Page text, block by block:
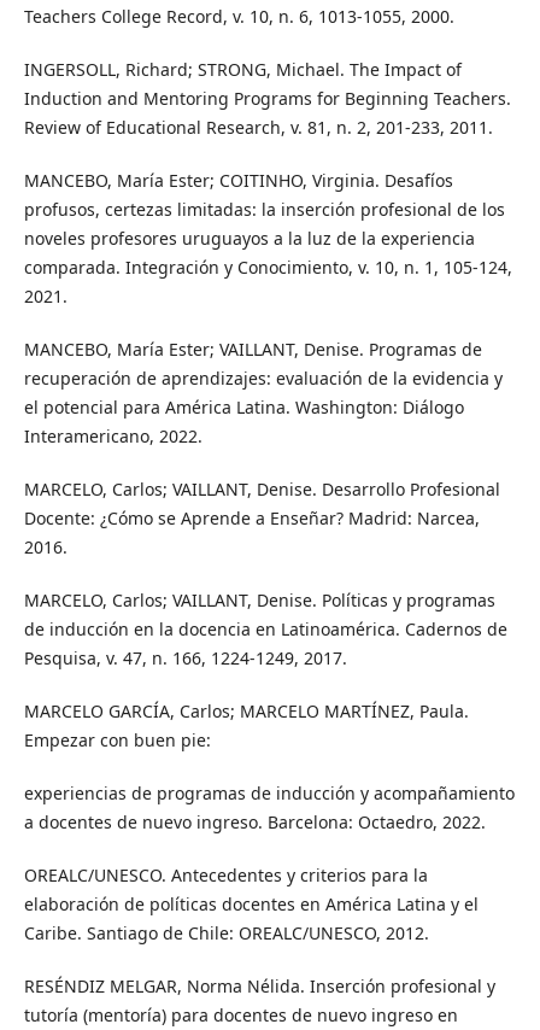
Teachers College Record, v. 10, n. 6, 1013-1055, 2000.
INGERSOLL, Richard; STRONG, Michael. The Impact of
Induction and Mentoring Programs for Beginning Teachers.
Review of Educational Research, v. 81, n. 2, 201-233, 2011.
MANCEBO, María Ester; COITINHO, Virginia. Desafíos
profusos, certezas limitadas: la inserción profesional de los
noveles profesores uruguayos a la luz de la experiencia
comparada. Integración y Conocimiento, v. 10, n. 1, 105-124,
2021.
MANCEBO, María Ester; VAILLANT, Denise. Programas de
recuperación de aprendizajes: evaluación de la evidencia y
el potencial para América Latina. Washington: Diálogo
Interamericano, 2022.
MARCELO, Carlos; VAILLANT, Denise. Desarrollo Profesional
Docente: ¿Cómo se Aprende a Enseñar? Madrid: Narcea,
2016.
MARCELO, Carlos; VAILLANT, Denise. Políticas y programas
de inducción en la docencia en Latinoamérica. Cadernos de
Pesquisa, v. 47, n. 166, 1224-1249, 2017.
MARCELO GARCÍA, Carlos; MARCELO MARTÍNEZ, Paula.
Empezar con buen pie:
experiencias de programas de inducción y acompañamiento
a docentes de nuevo ingreso. Barcelona: Octaedro, 2022.
OREALC/UNESCO. Antecedentes y criterios para la
elaboración de políticas docentes en América Latina y el
Caribe. Santiago de Chile: OREALC/UNESCO, 2012.
RESÉNDIZ MELGAR, Norma Nélida. Inserción profesional y
tutoría (mentoría) para docentes de nuevo ingreso en